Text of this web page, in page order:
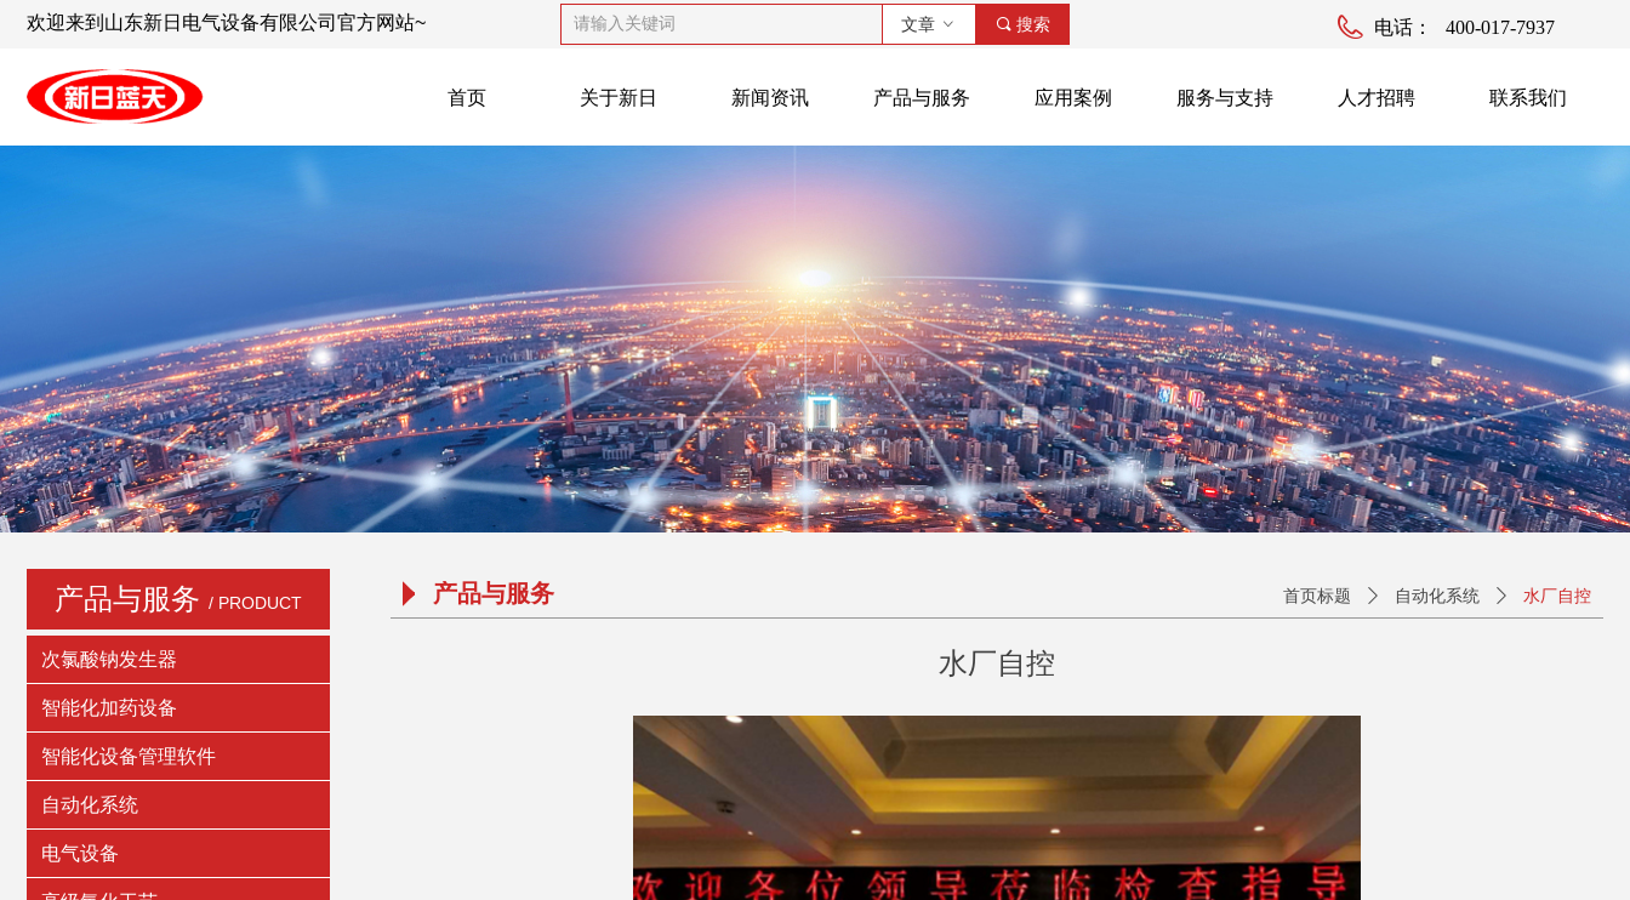
欢迎来到山东新日电气设备有限公司官方网站~ 电话： 400-017-7937
끠 搜索
文章 ꀁ
首页 关于新日 新闻资讯 产品与服务 应用案例 服务与支持 人才招聘 联系我们
产品与服务 / PRODUCT
次氯酸钠发生器
智能化加药设备
智能化设备管理软件
自动化系统
电气设备
产品与服务 首页标题 ꄲ 自动化系统 ꄲ 水厂自控
水厂自控